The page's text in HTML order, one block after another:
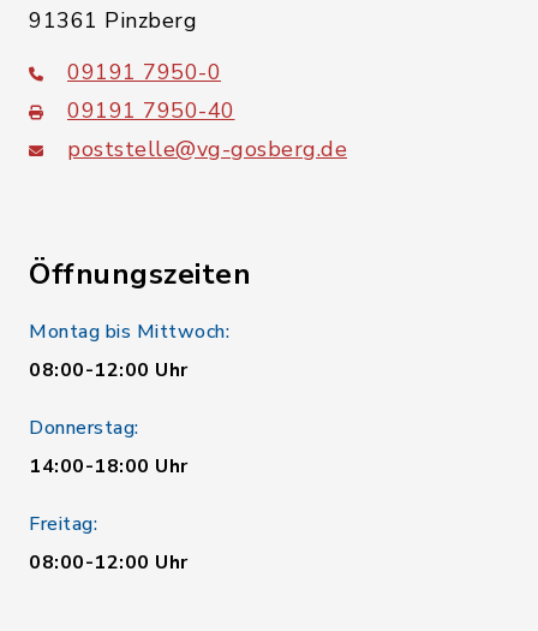
91361 Pinzberg
09191 7950-0
09191 7950-40
poststelle@vg-gosberg.de
Öffnungszeiten
Montag bis Mittwoch:
08:00-12:00 Uhr
Donnerstag:
14:00-18:00 Uhr
Freitag:
08:00-12:00 Uhr